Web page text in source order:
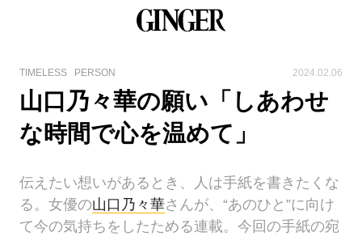
TIMELESS PERSON 2024.02.06
山口乃々華の願い「しあわせ
な時間で心を温めて」
伝えたい想いがあるとき、人は手紙を書きたくな
る。女優の山口乃々華さんが、“あのひと”に向け
て今の気持ちをしたためる連載。今回の手紙の宛